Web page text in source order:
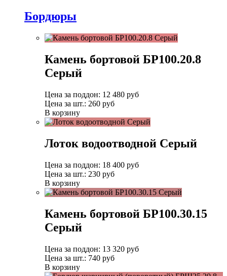
Бордюры
Камень бортовой БР100.20.8
Серый
Цена за поддон: 12 480 руб
Цена за шт.: 260 руб
В корзину
Лоток водоотводной Серый
Цена за поддон: 18 400 руб
Цена за шт.: 230 руб
В корзину
Камень бортовой БР100.30.15
Серый
Цена за поддон: 13 320 руб
Цена за шт.: 740 руб
В корзину